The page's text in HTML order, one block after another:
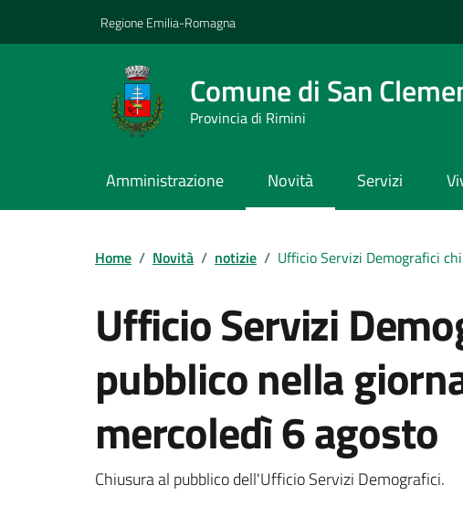
Regione Emilia-Romagna
Comune di San
Provincia di Rimini
Amministrazione Novità Servizi
Home / Novità / notizie / Ufficio Servizi Demografici
Ufficio Servizi
pubblico nella
mercoledì 6 agosto
Dettagli della notizia
Chiusura al pubblico dell'Ufficio Servizi Demografici.